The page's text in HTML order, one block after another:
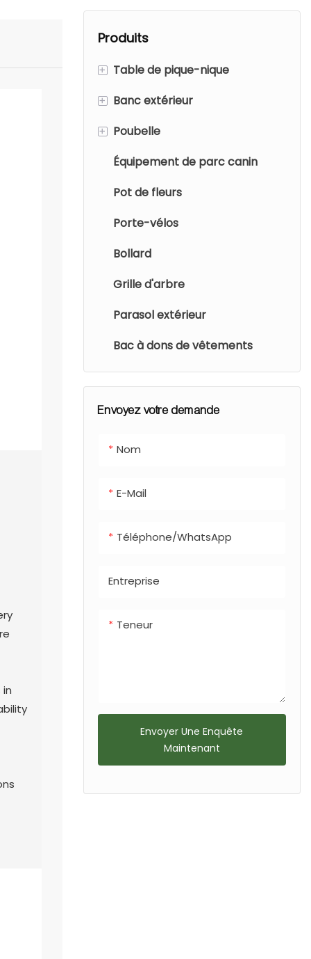
patio en
loisirs durable,
résistant à la
rouille et léger,
extérieure
Produits
+ Table de pique-nique
Table de pique-nique en
Table de pique-nique en bois
aluminium
+ Banc extérieur
Banc en métal
Banc en bois
+ Poubelle
Poubelle en métal
Poubelle en bois
Poubelle intérieure
Équipement de parc canin
Pot de fleurs
Porte-vélos
Bollard
Grille d'arbre
Parasol extérieur
Bac à dons de vêtements
Envoyez votre demande
Nom
E-Mail
Téléphone/WhatsApp
Entreprise
Teneur
Envoyer Une Enquête
Maintenant